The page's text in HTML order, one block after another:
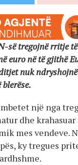
së tregojnë rritje
euro në të gjithë
nuk
një nga
dhe
mes vendeve.
ky tregues